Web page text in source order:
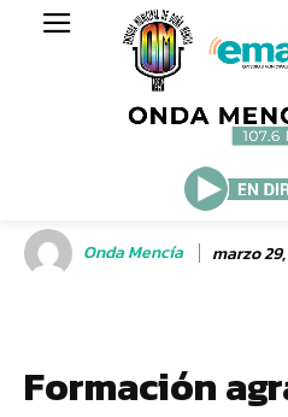
Onda Mencía marzo
Formación